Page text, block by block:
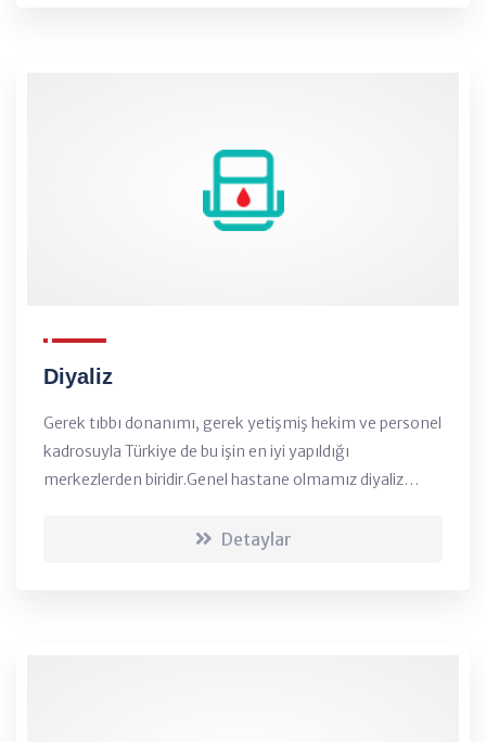
Diyaliz
Gerek tıbbı donanımı, gerek yetişmiş hekim ve personel
kadrosuyla Türkiye de bu işin en iyi yapıldığı
merkezlerden biridir.Genel hastane olmamız diyaliz
organlarında oluşabilecek sorunlara hemen m...
Detaylar